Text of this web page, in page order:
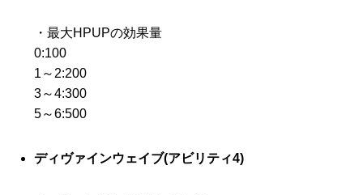
・最大HPUPの効果量
0:100
1～2:200
3～4:300
5～6:500
ディヴァインウェイブ(アビリティ4)